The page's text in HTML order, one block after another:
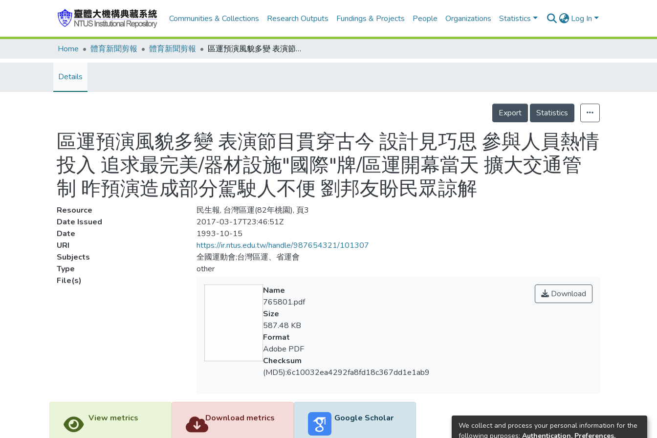
Communities & Collections Research Outputs Fundings & Projects People Organizations Statistics Log In
Home 體育新聞剪報 體育新聞剪報 區運預演風貌多變 表演節目貫穿古今 設計見巧思 參與人員熱情投入 追求最完美/器材設施"國際"牌/區運開幕當天 擴大交通管制 昨預演造成部分駕駛人不便 劉邦友盼民眾諒解
Details
Export Statistics
區運預演風貌多變 表演節目貫穿古今 設計見巧思 參與人員熱情
投入 追求最完美/器材設施"國際"牌/區運開幕當天 擴大交通管
制 昨預演造成部分駕駛人不便 劉邦友盼民眾諒解
Resource
民生報, 台灣區運(82年桃園), 頁3
Date Issued
2017-03-17T23:46:51Z
Date
1993-10-15
URI
https://ir.ntus.edu.tw/handle/987654321/101307
Subjects
全國運動會;台灣區運、省運會
Type
other
File(s)
Download
Name
765801.pdf
Size
587.48 KB
Format
Adobe PDF
Checksum
(MD5):6c10032ea4292fa8fd18c367dd1e1ab9
View metrics Download metrics Google Scholar
We collect and process your personal information for the
following purposes: Authentication, Preferences,